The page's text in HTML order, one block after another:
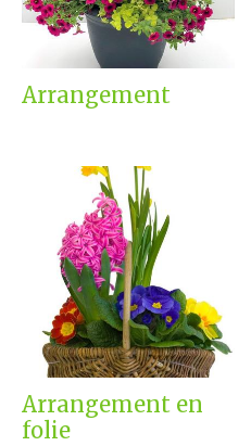
Arrangement
Arrangement en
folie